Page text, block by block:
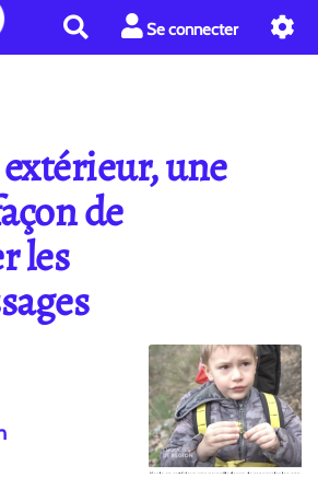
e
r
c
h
e
Se connecter
une
de
les